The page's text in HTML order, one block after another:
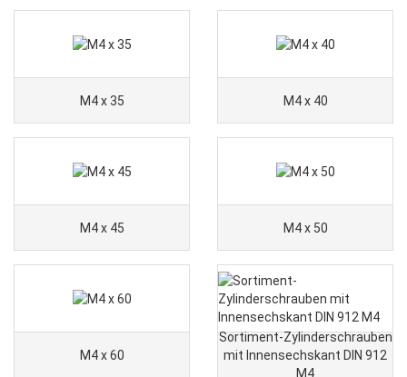
M4 x 35 M4 x 40
M4 x 45 M4 x 50
M4 x 60
Sortiment-Zylinderschrauben
mit Innensechskant DIN 912
M4